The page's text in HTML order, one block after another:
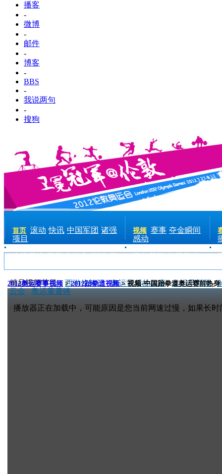
播客
-
微博
-
邮件
-
博客
-
BBS
-
我说两句
-
搜狗
首页 滚动 快讯 中国军团 诸强
项目
金牌英雄 开幕式 前方 评论 花
视频 赛事 夺金瞬间
感动
场外花絮 长视频 热
精品视频节目： 西游伦敦记 奥运背后的故事 奥运早新闻
云会
奥运董董锵
2012奥运赛事视频 >2012跆拳道视频> 视频-中国跆拳道奥运赛前热身
播放器正在加载中，可能原因是您当前网速过慢，如果长